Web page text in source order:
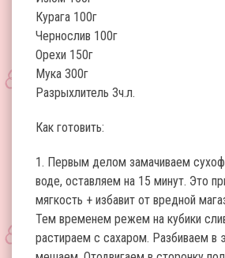
Курага 100г
Чернослив 100г
Орехи 150г
Мука 300г
Разрыхлитель 3ч.л.
Как готовить:
1. Первым делом замачиваем
воде, оставляем на 15 минут. Это
мягкость + избавит от вредной
Тем временем режем на кубики
растираем с сахаром. Разбиваем в